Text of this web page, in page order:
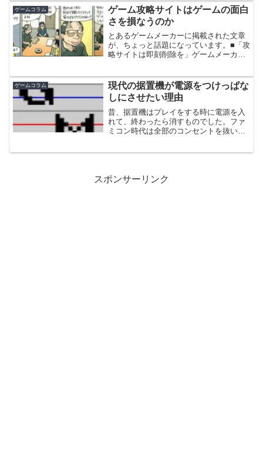
１～４まであります。そして、これのプ
レイ可能版が出たみたいです...
ゲームコラム
ゲーム攻略サイトはゲームの面白
さを損なうのか
とあるゲームメーカーに掲載された文章
が、ちょっと話題になっています。■「攻
略サイトは即刻削除を」ゲームメーカー
らから見たところでは「言いたいことは
分かるけど、文章ミスっ...
ゲームコラム
現代の据置機が電源をつけっぱな
しにさせたい理由
昔、据置機はプレイをする時に電源を入
れて、終わったら消すものでした。ファ
ミコン時代は全部のコンセントを抜い
スポンサーリンク